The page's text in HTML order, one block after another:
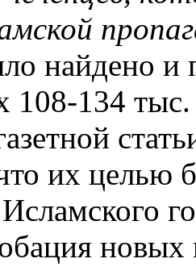
найдено и
134 тыс.
их целью